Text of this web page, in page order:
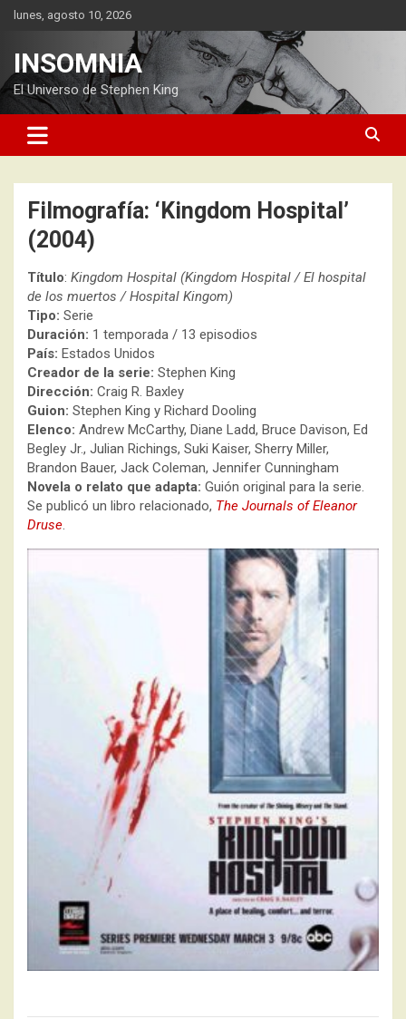
Saltarlunes, agosto 10, 2026
INSOMNIA
El Universo de Stephen King
Filmografía: ‘Kingdom Hospital’
(2004)
Título: Kingdom Hospital (Kingdom Hospital / El hospital
de los muertos / Hospital Kingom)
Tipo: Serie
Duración: 1 temporada / 13 episodios
País: Estados Unidos
Creador de la serie: Stephen King
Dirección: Craig R. Baxley
Guion: Stephen King y Richard Dooling
Elenco: Andrew McCarthy, Diane Ladd, Bruce Davison, Ed
Begley Jr., Julian Richings, Suki Kaiser, Sherry Miller,
Brandon Bauer, Jack Coleman, Jennifer Cunningham
Novela o relato que adapta: Guión original para la serie.
Se publicó un libro relacionado, The Journals of Eleanor
Druse.